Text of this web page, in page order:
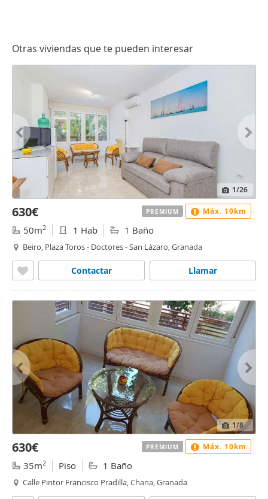
Otras viviendas que te pueden interesar
1/26
630€
50m2 1 Hab 1 Baño
Beiro, Plaza Toros - Doctores - San Lázaro, Granada
Llamar
Contactar
PREMIUM Máx. 10km
1/8
630€
35m2 Piso 1 Baño
Calle Pintor Francisco Pradilla, Chana, Granada
PREMIUM Máx. 10km